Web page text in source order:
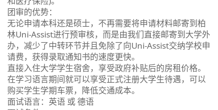
团审的优势：
无论申请本科还是硕士，不再需要将申请材料邮寄到柏
林Uni-Assist进行预审核，而是由我们直接邮寄到大学外
办，减少了中转环节并且免除了向Uni-Assist交纳学校申
请费，获得录取通知书的速度更快。
直接入住大学学生宿舍，享受政府补贴后的房租价格。
在学习语言期间就可以享受正式注册大学生待遇，可以
购买学生学期车票，降低交通成本。
面试语言：英语 或 德语